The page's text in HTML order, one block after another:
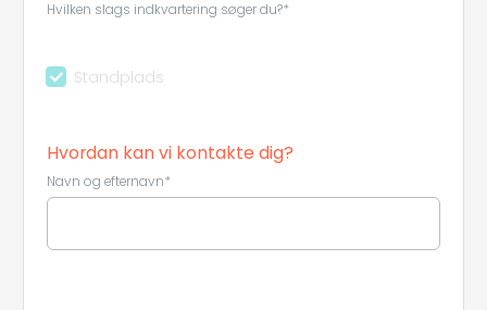
Hvilken slags indkvartering søger du?*
Standplads
Hvordan kan vi kontakte dig?
Navn og efternavn*